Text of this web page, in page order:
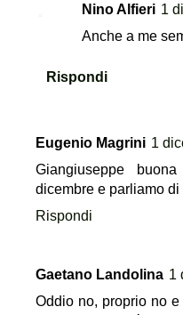
Nino Alfieri 1
Anche a me
Rispondi
Eugenio Magrini 1
Giangiuseppe
dicembre e parliamo di
Rispondi
Gaetano Landolina 1
Oddio no, proprio no